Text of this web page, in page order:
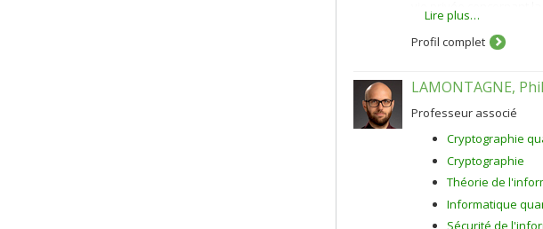
En commerce
et de services en
aux méthodes
l'apprentissage
Lire plus…
Profil complet
LAMONTAGNE,
Professeur associé
Cryptographie
Cryptographie
Théorie de
Informatique
Sécurité de